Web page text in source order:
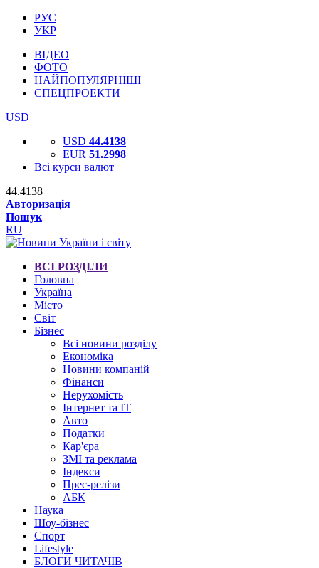
РУС
УКР
ВІДЕО
ФОТО
НАЙПОПУЛЯРНІШІ
СПЕЦПРОЕКТИ
USD
USD 44.4138
EUR 51.2998
Всі курси валют
44.4138
Авторизація
Пошук
RU
ВСІ РОЗДІЛИ
Головна
Україна
Місто
Світ
Бізнес
Всі новини розділу
Економіка
Новини компаній
Фінанси
Нерухомість
Інтернет та IT
Авто
Податки
Кар'єра
ЗМІ та реклама
Індекси
Прес-релізи
АБК
Наука
Шоу-бізнес
Спорт
Lifestyle
БЛОГИ ЧИТАЧІВ